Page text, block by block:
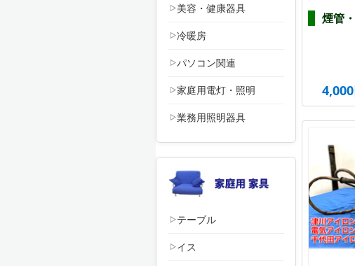
美容・健康器具
冷暖房
パソコン関連
家庭用電灯・照明
業務用照明器具
テーブル
イス
煙管